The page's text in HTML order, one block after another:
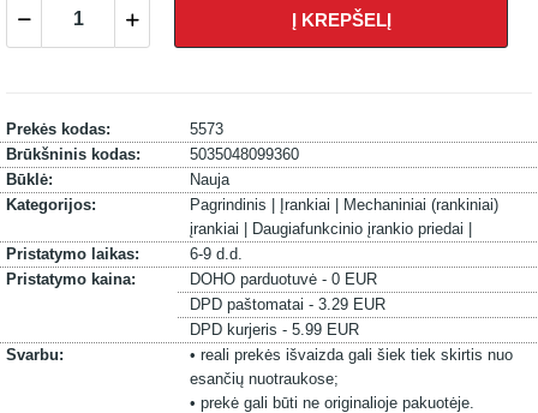
Į KREPŠELĮ
Prekės kodas:
5573
Brūkšninis kodas:
5035048099360
Būklė:
Nauja
Kategorijos:
Pagrindinis | Įrankiai |
Mechaniniai (rankiniai)
įrankiai |
Daugiafunkcinio įrankio priedai |
Pristatymo laikas:
6-9 d.d.
Pristatymo kaina:
DOHO parduotuvė - 0 EUR
DPD paštomatai - 3.29 EUR
DPD kurjeris - 5.99 EUR
Svarbu:
• reali prekės išvaizda gali šiek tiek skirtis nuo
esančių nuotraukose;
• prekė gali būti ne originalioje pakuotėje.